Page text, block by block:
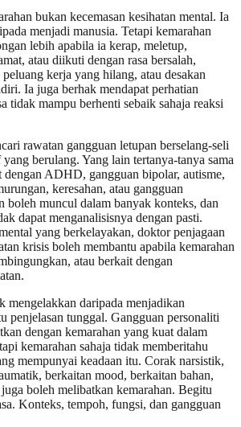
bukan kecemasan kesihatan mental. Ia
menjadi manusia. Tetapi kemarahan
lebih apabila ia kerap, meletup,
atau diikuti dengan rasa bersalah,
kerja yang hilang, atau desakan
Ia juga berhak mendapat perhatian
tidak mampu berhenti sebaik sahaja reaksi
rawatan gangguan letupan berselang-seli
yang berulang. Yang lain tertanya-tanya sama
dengan ADHD, gangguan bipolar, autisme,
keresahan, atau gangguan
boleh muncul dalam banyak konteks, dan
dapat menganalisisnya dengan pasti.
yang berkelayakan, doktor penjagaan
krisis boleh membantu apabila kemarahan
atau berkait dengan
mengelakkan daripada menjadikan
penjelasan tunggal. Gangguan personaliti
dengan kemarahan yang kuat dalam
kemarahan sahaja tidak memberitahu
mempunyai keadaan itu. Corak narsistik,
berkaitan mood, berkaitan bahan,
boleh melibatkan kemarahan. Begitu
Konteks, tempoh, fungsi, dan gangguan